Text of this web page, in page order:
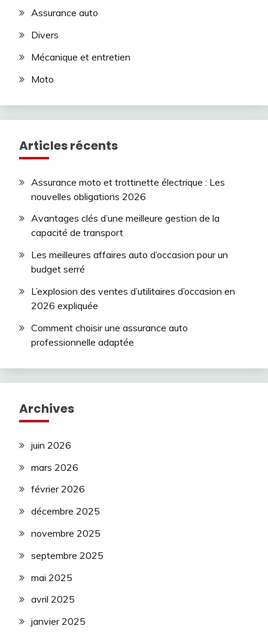
Assurance auto
Divers
Mécanique et entretien
Moto
Articles récents
Assurance moto et trottinette électrique : Les
nouvelles obligations 2026
Avantages clés d’une meilleure gestion de la
capacité de transport
Les meilleures affaires auto d’occasion pour un
budget serré
L’explosion des ventes d’utilitaires d’occasion en
2026 expliquée
Comment choisir une assurance auto
professionnelle adaptée
Archives
juin 2026
mars 2026
février 2026
décembre 2025
novembre 2025
septembre 2025
mai 2025
avril 2025
janvier 2025